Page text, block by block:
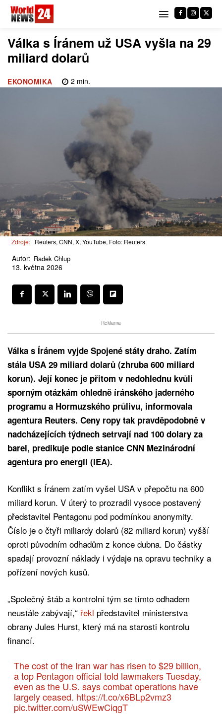
Válka s Íránem už USA vyšla na 29
miliard dolarů
EKONOMIKA 2 min.
Zdroje: Reuters, CNN, X, YouTube, Foto: Reuters
Autor: Radek Chlup
13. května 2026
Reklama
Válka s Íránem vyjde Spojené státy draho. Zatím
stála USA 29 miliard dolarů (zhruba 600 miliard
korun). Její konec je přitom v nedohlednu kvůli
sporným otázkám ohledně íránského jaderného
programu a Hormuzského průlivu, informovala
agentura Reuters. Ceny ropy tak pravděpodobně v
nadcházejících týdnech setrvají nad 100 dolary za
barel, predikuje podle stanice CNN Mezinárodní
agentura pro energii (IEA).
Konflikt s Íránem zatím vyšel USA v přepočtu na 600
miliard korun. V úterý to prozradil vysoce postavený
představitel Pentagonu pod podmínkou anonymity.
Číslo je o čtyři miliardy dolarů (82 miliard korun) vyšší
oproti původním odhadům z konce dubna. Do částky
spadají provozní náklady i výdaje na opravu techniky a
pořízení nových kusů.
„Společný štáb a kontrolní tým se tímto odhadem
neustále zabývají,“ řekl představitel ministerstva
obrany Jules Hurst, který má na starosti kontrolu
financí.
The cost of the Iran war has risen to $29 billion,
a top Pentagon official told lawmakers Tuesday,
even as the U.S. says combat operations have
largely ceased. https://t.co/x6BLp2vmz3
pic.twitter.com/uSWEwCiqgT